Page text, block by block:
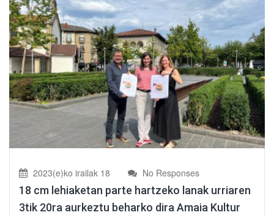
2023(e)ko irailak 18 No Responses
18 cm lehiaketan parte hartzeko lanak urriaren
3tik 20ra aurkeztu beharko dira Amaia Kultur